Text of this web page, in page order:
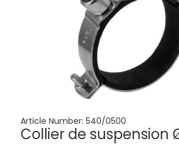
Article Number: 540/0500
Collier de suspension